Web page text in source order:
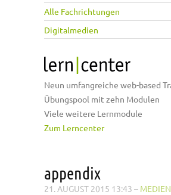
Alle Fachrichtungen
Digitalmedien
Neun umfangreiche web-based
Übungspool mit zehn Modulen
Viele weitere Lernmodule
Zum Lerncenter
appendix
21. AUGUST 2015 13:43 –